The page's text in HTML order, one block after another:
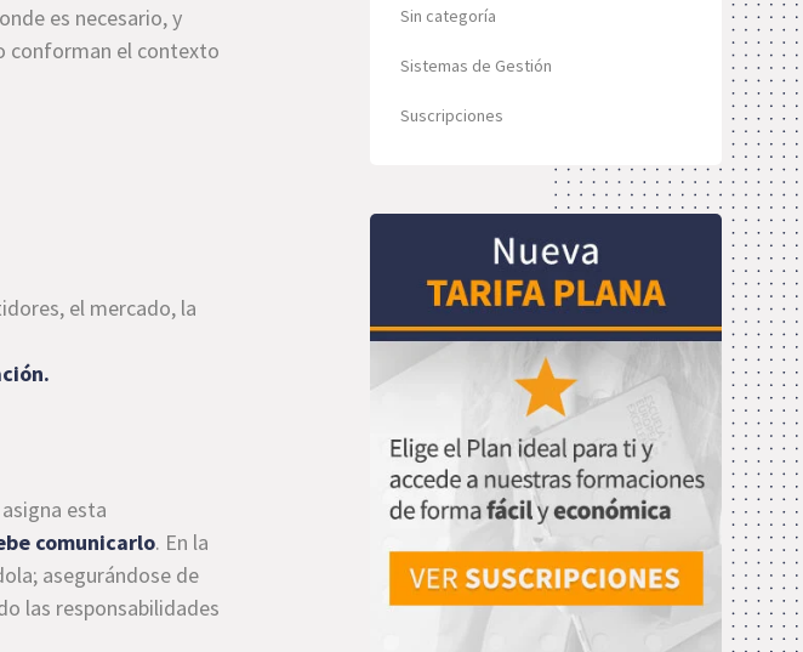
es necesario, y
conforman el contexto
el mercado, la
esta
comunicarlo. En la
asegurándose de
las responsabilidades
Sin categoría
Sistemas de Gestión
Suscripciones